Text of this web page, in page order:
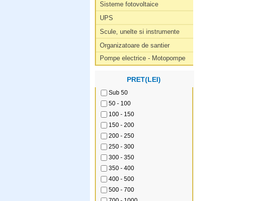
Sisteme fotovoltaice
UPS
Scule, unelte si instrumente
Organizatoare de santier
Pompe electrice - Motopompe
PRET(LEI)
Sub 50
50 - 100
100 - 150
150 - 200
200 - 250
250 - 300
300 - 350
350 - 400
400 - 500
500 - 700